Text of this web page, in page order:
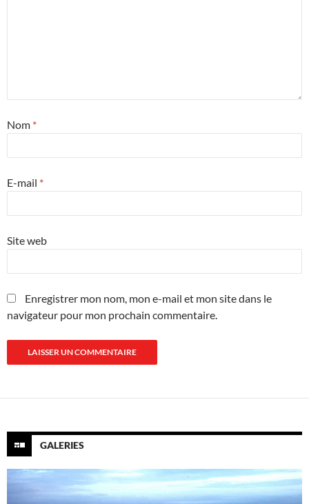
Nom *
E-mail *
Site web
Enregistrer mon nom, mon e-mail et mon site dans le
navigateur pour mon prochain commentaire.
GALERIES